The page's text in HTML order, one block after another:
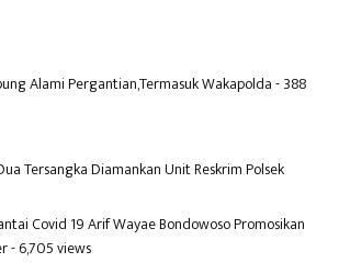
Alami Pergantian,Termasuk Wakapolda- 388
Tersangka Diamankan Unit Reskrim Polsek
Covid 19 Arif Wayae Bondowoso Promosikan
- 6,705 views